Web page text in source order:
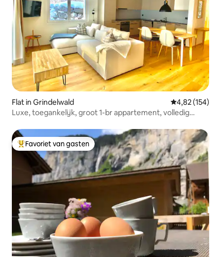
Flat in Grindelwald Gemiddelde
4,82 (154)
Luxe, toegankelijk, groot 1-br appartement, volledig
Topfavoriet van gasten
Favoriet van gasten